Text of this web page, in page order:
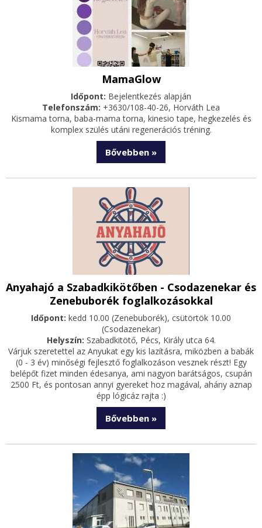
MamaGlow
Időpont: Bejelentkezés alapján
Telefonszám: +3630/108-40-26, Horváth Lea
Kismama torna, baba-mama torna, kinesio tape, hegkezelés és
komplex szülés utáni regenerációs tréning.
Bővebben »
Anyahajó a Szabadkikötőben - Csodazenekar és
Zenebuborék foglalkozásokkal
Időpont: kedd 10.00 (Zenebuborék), csütörtök 10.00
(Csodazenekar)
Helyszín: Szabadkitötő, Pécs, Király utca 64.
Várjuk szeretettel az Anyukat egy kis lazításra, miközben a babák
(0 - 3 év) minőségi fejlesztő foglalkozáson vesznek részt! Egy
belépőt fizet minden édesanya, ami nagyon barátságos, csupán
2500 Ft, és pontosan annyi gyereket hoz magával, ahány aznap
épp lógicáz rajta :)
Bővebben »